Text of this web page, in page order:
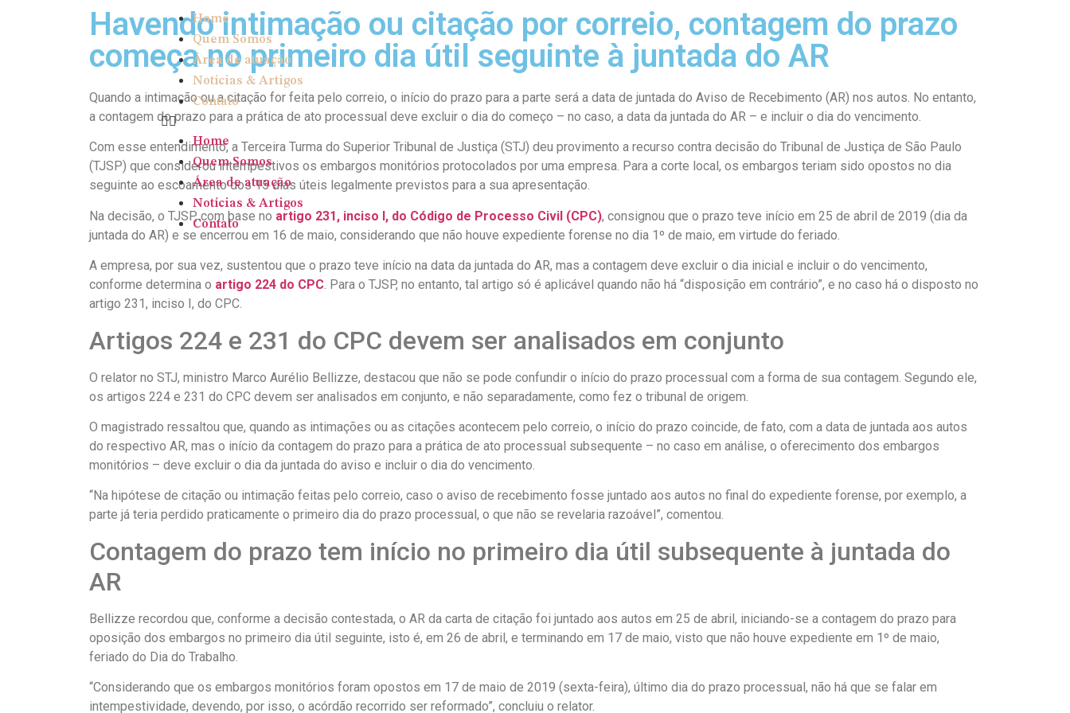
Home
Quem Somos
Área de atuação
Notícias & Artigos
Contato
Home
Quem Somos
Área de atuação
Notícias & Artigos
Contato
Havendo intimação ou citação por correio, contagem do prazo
começa no primeiro dia útil seguinte à juntada do AR
Quando a intimação ou a citação for feita pelo correio, o início do prazo para a parte será a data de juntada do Aviso de Recebimento (AR) nos autos. No entanto,
a contagem do prazo para a prática de ato processual deve excluir o dia do começo – no caso, a data da juntada do AR – e incluir o dia do vencimento.
Com esse entendimento, a Terceira Turma do Superior Tribunal de Justiça (STJ) deu provimento a recurso contra decisão do Tribunal de Justiça de São Paulo
(TJSP) que considerou intempestivos os embargos monitórios protocolados por uma empresa. Para a corte local, os embargos teriam sido opostos no dia
seguinte ao escoamento dos 15 dias úteis legalmente previstos para a sua apresentação.
Na decisão, o TJSP, com base no artigo 231, inciso I, do Código de Processo Civil (CPC), consignou que o prazo teve início em 25 de abril de 2019 (dia da
juntada do AR) e se encerrou em 16 de maio, considerando que não houve expediente forense no dia 1º de maio, em virtude do feriado.
A empresa, por sua vez, sustentou que o prazo teve início na data da juntada do AR, mas a contagem deve excluir o dia inicial e incluir o do vencimento,
conforme determina o artigo 224 do CPC. Para o TJSP, no entanto, tal artigo só é aplicável quando não há “disposição em contrário”, e no caso há o disposto no
artigo 231, inciso I, do CPC.
Artigos 224 e 231 do CPC devem ser analisados em conjunto
O relator no STJ, ministro Marco Aurélio Bellizze, destacou que não se pode confundir o início do prazo processual com a forma de sua contagem. Segundo ele,
os artigos 224 e 231 do CPC devem ser analisados em conjunto, e não separadamente, como fez o tribunal de origem.
O magistrado ressaltou que, quando as intimações ou as citações acontecem pelo correio, o início do prazo coincide, de fato, com a data de juntada aos autos
do respectivo AR, mas o início da contagem do prazo para a prática de ato processual subsequente – no caso em análise, o oferecimento dos embargos
monitórios – deve excluir o dia da juntada do aviso e incluir o dia do vencimento.
“Na hipótese de citação ou intimação feitas pelo correio, caso o aviso de recebimento fosse juntado aos autos no final do expediente forense, por exemplo, a
parte já teria perdido praticamente o primeiro dia do prazo processual, o que não se revelaria razoável”, comentou.
Contagem do prazo tem início no primeiro dia útil subsequente à juntada do
AR
Bellizze recordou que, conforme a decisão contestada, o AR da carta de citação foi juntado aos autos em 25 de abril, iniciando-se a contagem do prazo para
oposição dos embargos no primeiro dia útil seguinte, isto é, em 26 de abril, e terminando em 17 de maio, visto que não houve expediente em 1º de maio,
feriado do Dia do Trabalho.
“Considerando que os embargos monitórios foram opostos em 17 de maio de 2019 (sexta-feira), último dia do prazo processual, não há que se falar em
intempestividade, devendo, por isso, o acórdão recorrido ser reformado”, concluiu o relator.